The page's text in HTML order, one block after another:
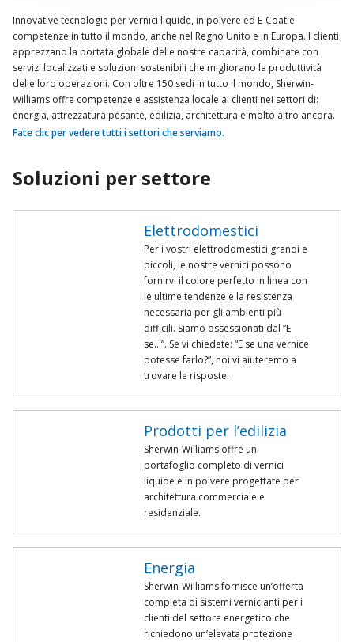
Innovative tecnologie per vernici liquide, in polvere ed E-Coat e
competenze in tutto il mondo, anche nel Regno Unito e in Europa. I clienti
apprezzano la portata globale delle nostre capacità, combinate con
servizi localizzati e soluzioni sostenibili che migliorano la produttività
delle loro operazioni. Con oltre 150 sedi in tutto il mondo, Sherwin-
Williams offre competenze e assistenza locale ai clienti nei settori di:
energia, attrezzatura pesante, edilizia, architettura e molto altro ancora.
Fate clic per vedere tutti i settori che serviamo.
Soluzioni per settore
Elettrodomestici
Per i vostri elettrodomestici grandi e
piccoli, le nostre vernici possono
fornirvi il colore perfetto in linea con
le ultime tendenze e la resistenza
necessaria per gli ambienti più
difficili. Siamo ossessionati dal “E
se…”. Se vi chiedete: “E se una vernice
potesse farlo?”, noi vi aiuteremo a
trovare le risposte.
Prodotti per l’edilizia
Sherwin-Williams offre un
portafoglio completo di vernici
liquide e in polvere progettate per
architettura commerciale e
residenziale.
Energia
Sherwin-Williams fornisce un’offerta
completa di sistemi vernicianti per i
clienti del settore energetico che
richiedono un’elevata protezione